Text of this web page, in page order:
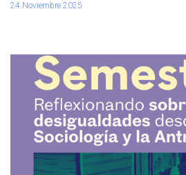
24 Noviembre 2025